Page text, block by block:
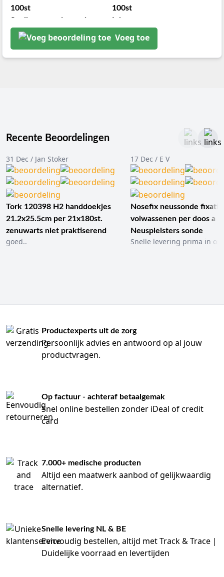
100st
Snelle en goede service
Altijd snelle reactie van de
klantenservice bij vragen,
snelle verzending na
bestelling. E..
100st
Inkoop
Wij hebben telefonisch
contact met de servicedesk
opgenomen omdat wij wat
aanvullende info..
Voeg toe
Recente Beoordelingen
31 Dec / Jan Stoker
Tork 120398 H2 handdoekjes
21.2x25.5cm per 21x180st.
zenuwarts niet praktiserend
goed..
17 Dec / E V
Nosefix neussonde
volwassenen per doos a
Neuspleisters sonde
Snelle levering prima in
Productexperts uit de zorg
Persoonlijk advies en antwoord op al jouw
productvragen.
Op factuur - achteraf betaalgemak
Snel online bestellen zonder iDeal of credit
card
7.000+ medische producten
Altijd een maatwerk aanbod of gelijkwaardig
alternatief.
Snelle levering NL & BE
Eenvoudig bestellen, altijd met Track & Trace |
Duidelijke voorraad en levertijden